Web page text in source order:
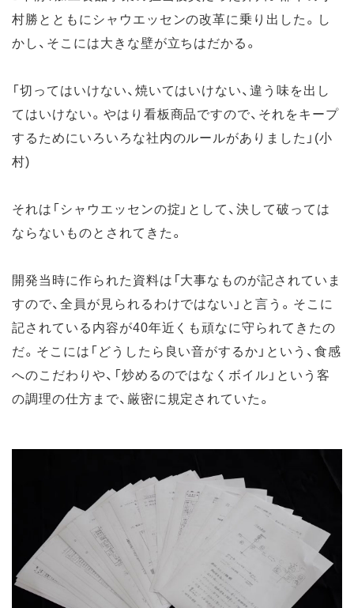
村勝とともにシャウエッセンの改革に乗り出した。し
かし、そこには大きな壁が立ちはだかる。
「切ってはいけない、焼いてはいけない、違う味を出し
てはいけない。やはり看板商品ですので、それをキープ
するためにいろいろな社内のルールがありました」(小
村)
それは「シャウエッセンの掟」として、決して破っては
ならないものとされてきた。
開発当時に作られた資料は「大事なものが記されていま
すので、全員が見られるわけではない」と言う。そこに
記されている内容が40年近くも頑なに守られてきたの
だ。そこには「どうしたら良い音がするか」という、食感
へのこだわりや、「炒めるのではなくボイル」という客
の調理の仕方まで、厳密に規定されていた。